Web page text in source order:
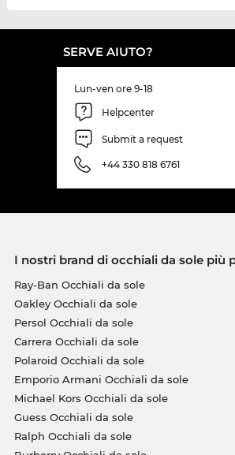
SERVE AIUTO?
Lun-ven ore 9-18
Helpcenter
Submit a request
+44 330 818 6761
I nostri brand di occhiali da sole più
Ray-Ban Occhiali da sole
Oakley Occhiali da sole
Persol Occhiali da sole
Carrera Occhiali da sole
Polaroid Occhiali da sole
Emporio Armani Occhiali da sole
Michael Kors Occhiali da sole
Guess Occhiali da sole
Ralph Occhiali da sole